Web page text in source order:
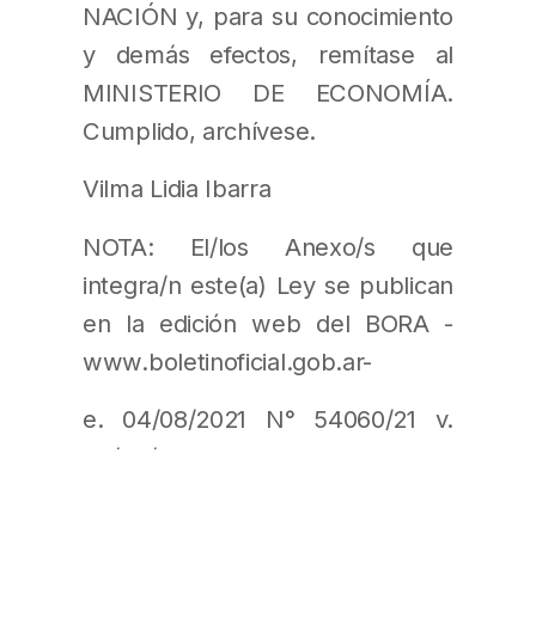
NACIÓN y, para su conocimiento
y demás efectos, remítase al
MINISTERIO DE ECONOMÍA.
Cumplido, archívese.
Vilma Lidia Ibarra
NOTA: El/los Anexo/s que
integra/n este(a) Ley se publican
en la edición web del BORA -
www.boletinoficial.gob.ar-
e. 04/08/2021 N° 54060/21 v.
04/08/2021